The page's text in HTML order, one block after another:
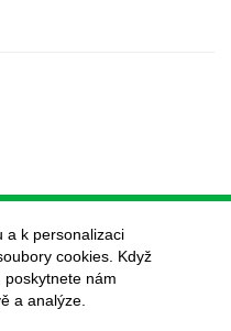
a k personalizaci
cookies. Když
poskytnete nám
a analýze.